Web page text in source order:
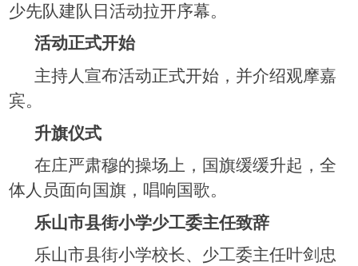
少先队建队日活动拉开序幕。
活动正式开始
主持人宣布活动正式开始，并介绍观摩嘉
宾。
升旗仪式
在庄严肃穆的操场上，国旗缓缓升起，全
体人员面向国旗，唱响国歌。
乐山市县街小学少工委主任致辞
乐山市县街小学校长、少工委主任叶剑忠